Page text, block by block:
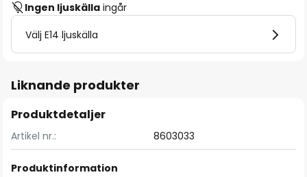
Ingen ljuskälla ingår
Välj E14 ljuskälla
Liknande produkter
Produktdetaljer
Artikel nr.: 8603033
Produktinformation